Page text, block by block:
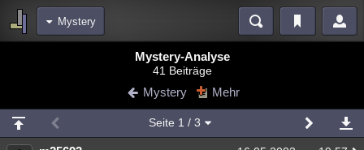
Mystery
Blogs
Chat Wiki Neuigkeiten
meine Rubriken
Mystery-Analyse
41 Beiträge
Mystery Mehr
Seite 1 / 3